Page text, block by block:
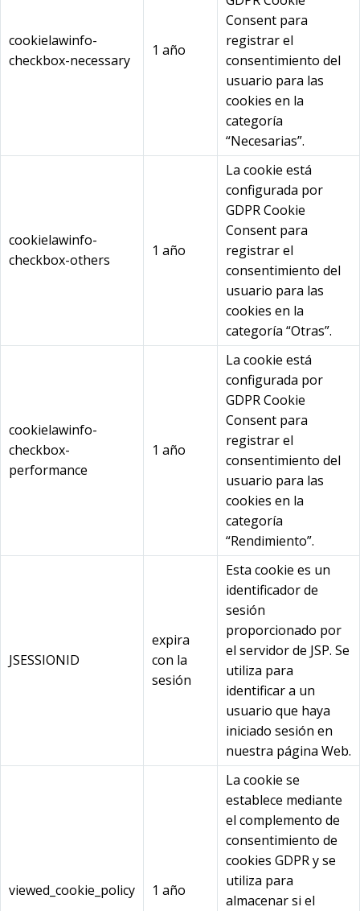
cookielawinfo-
checkbox-necessary
1 año
Consent para
registrar el
consentimiento del
usuario para las
cookies en la
categoría
“Necesarias”.
cookielawinfo-
checkbox-others
1 año
La cookie está
configurada por
GDPR Cookie
Consent para
registrar el
consentimiento del
usuario para las
cookies en la
categoría “Otras”.
cookielawinfo-
checkbox-
performance
1 año
La cookie está
configurada por
GDPR Cookie
Consent para
registrar el
consentimiento del
usuario para las
cookies en la
categoría
“Rendimiento”.
JSESSIONID
expira
con la
sesión
Esta cookie es un
identificador de
sesión
proporcionado por
el servidor de JSP. Se
utiliza para
identificar a un
usuario que haya
iniciado sesión en
nuestra página Web.
viewed_cookie_policy 1 año
La cookie se
establece mediante
el complemento de
consentimiento de
cookies GDPR y se
utiliza para
almacenar si el